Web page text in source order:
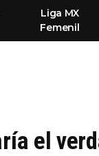
Liga MX
Femenil
el